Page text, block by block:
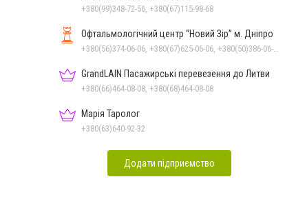
+380(99)348-72-56, +380(67)115-98-68
Офтальмологічний центр “Новий Зір” м. Дніпро
GrandLAIN Пасажирські перевезення до Литви
+380(66)464-08-08, +380(68)464-08-08
Марія Таролог
+380(63)640-92-32
Додати підприємство